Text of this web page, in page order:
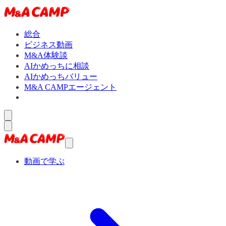
総合
ビジネス動画
M&A体験談
AIかめっちに相談
AIかめっちバリュー
M&A CAMPエージェント
動画で学ぶ